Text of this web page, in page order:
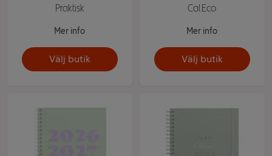
Praktisk
Mer info
Välj butik
Cal.Eco
Mer info
Välj butik